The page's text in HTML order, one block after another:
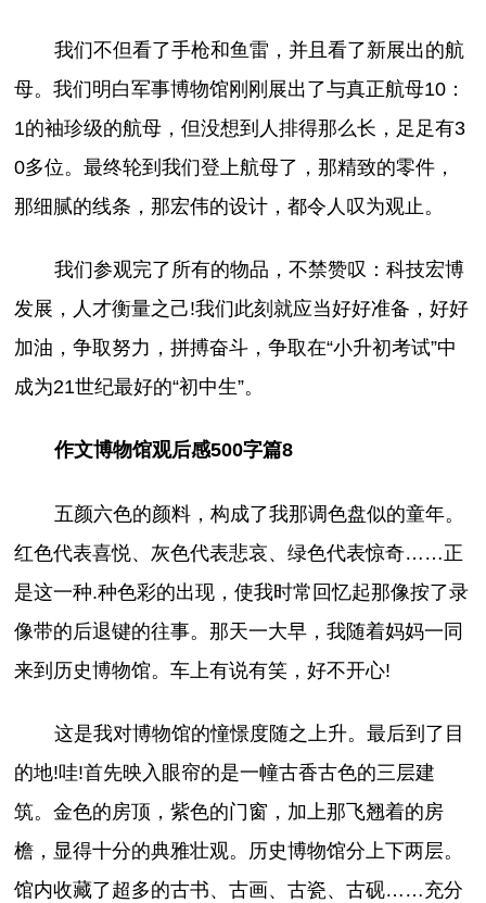
我们不但看了手枪和鱼雷，并且看了新展出的航
母。我们明白军事博物馆刚刚展出了与真正航母10：
1的袖珍级的航母，但没想到人排得那么长，足足有3
0多位。最终轮到我们登上航母了，那精致的零件，
那细腻的线条，那宏伟的设计，都令人叹为观止。
我们参观完了所有的物品，不禁赞叹：科技宏博
发展，人才衡量之己!我们此刻就应当好好准备，好好
加油，争取努力，拼搏奋斗，争取在“小升初考试”中
成为21世纪最好的“初中生”。
作文博物馆观后感500字篇8
五颜六色的颜料，构成了我那调色盘似的童年。
红色代表喜悦、灰色代表悲哀、绿色代表惊奇……正
是这一种.种色彩的出现，使我时常回忆起那像按了录
像带的后退键的往事。那天一大早，我随着妈妈一同
来到历史博物馆。车上有说有笑，好不开心!
这是我对博物馆的憧憬度随之上升。最后到了目
的地!哇!首先映入眼帘的是一幢古香古色的三层建
筑。金色的房顶，紫色的门窗，加上那飞翘着的房
檐，显得十分的典雅壮观。历史博物馆分上下两层。
馆内收藏了超多的古书、古画、古瓷、古砚……充分